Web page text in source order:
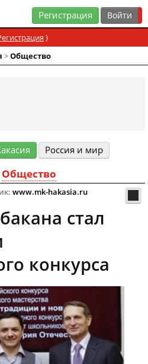
Регистрация
)
>Общество
Россия и мир
Общество
www.mk-hakasia.ru
стал
конкурса